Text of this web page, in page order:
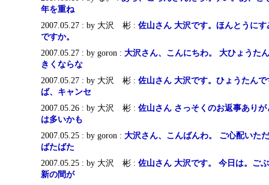
年を重ね
2007.05.27 : by 大沢 彬 : 佐山さん 大沢です。ほんとうに
ですか。
2007.05.27 : by goron : 大沢さん、こんにちわ。 大ひょうた
きくならな
2007.05.27 : by 大沢 彬 : 佐山さん 大沢です。ひょうたん
ば、キャンセ
2007.05.26 : by 大沢 彬 : 佐山さん さっそくのお返事あり
は多いかも
2007.05.25 : by goron : 大沢さん、こんばんわ。 ご心配いた
ばたばた
2007.05.25 : by 大沢 彬 : 佐山さん 大沢です。 今日は。ご
新の間が